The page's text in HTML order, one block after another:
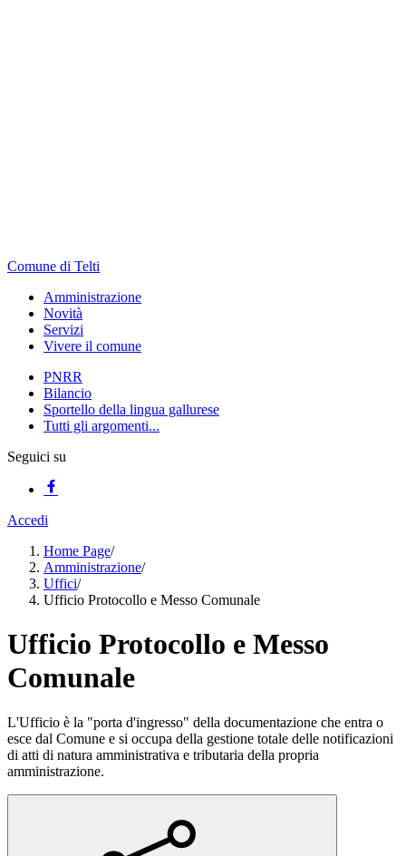
Comune di Telti
Amministrazione
Novità
Servizi
Vivere il comune
PNRR
Bilancio
Sportello della lingua gallurese
Tutti gli argomenti...
Seguici su
Accedi
Home Page/
Amministrazione/
Uffici/
Ufficio Protocollo e Messo Comunale
Ufficio Protocollo e Messo
Comunale
L'Ufficio è la "porta d'ingresso" della documentazione che entra o
esce dal Comune e si occupa della gestione totale delle notificazioni
di atti di natura amministrativa e tributaria della propria
amministrazione.